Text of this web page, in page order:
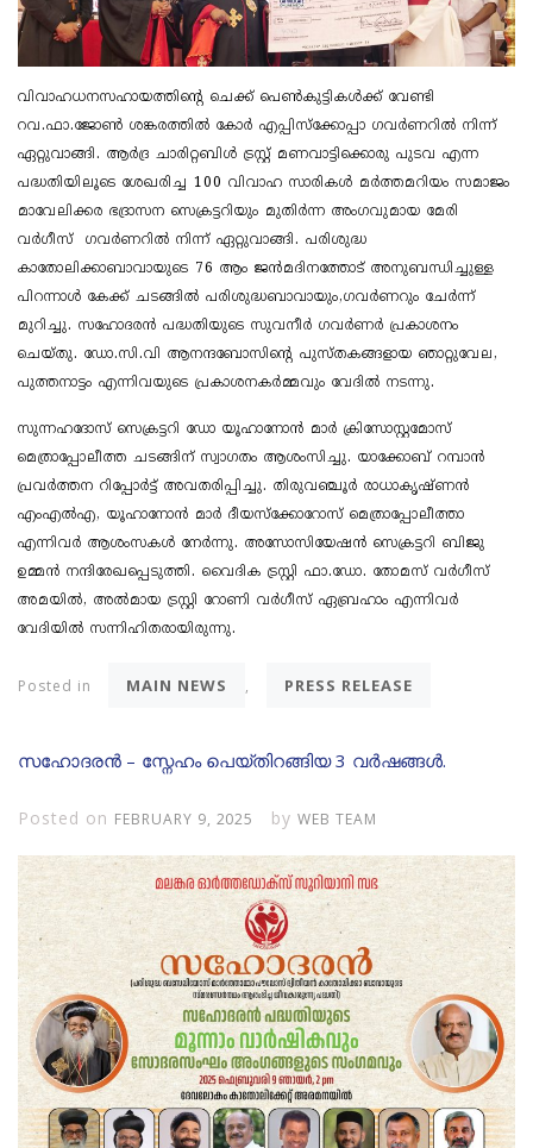
വിവാഹധനസഹായത്തിന്റെ ചെക്ക് പെൺകുട്ടികൾക്ക് വേണ്ടി
റവ.ഫാ.ജോൺ ശങ്കരത്തിൽ കോർ എപ്പിസ്ക്കോപ്പാ ഗവർണറിൽ നിന്ന്
ഏറ്റുവാങ്ങി. ആർദ്ര ചാരിറ്റബിൾ ട്രസ്റ്റ് മണവാട്ടിക്കൊരു പുടവ എന്ന
പദ്ധതിയിലൂടെ ശേഖരിച്ച 100 വിവാഹ സാരികൾ മർത്തമറിയം സമാജം
മാവേലിക്കര ഭദ്രാസന സെക്രട്ടറിയും മുതിർന്ന അംഗവുമായ മേരി
വർഗീസ് ഗവർണറിൽ നിന്ന് ഏറ്റുവാങ്ങി. പരിശുദ്ധ
കാതോലിക്കാബാവായുടെ 76 ആം ജൻമദിനത്തോട് അനുബന്ധിച്ചുള്ള
പിറന്നാൾ കേക്ക് ചടങ്ങിൽ പരിശുദ്ധബാവായും,ഗവർണറും ചേർന്ന്
മുറിച്ചു. സഹോദരൻ പദ്ധതിയുടെ സുവനീർ ഗവർണർ പ്രകാശനം
ചെയ്തു. ഡോ.സി.വി ആനന്ദബോസിന്റെ പുസ്തകങ്ങളായ ഞാറ്റുവേല,
പുത്തനാട്ടം എന്നിവയുടെ പ്രകാശനകർമ്മവും വേദിൽ നടന്നു.
സുന്നഹദോസ് സെക്രട്ടറി ഡോ യൂഹാനോൻ മാർ ക്രിസോസ്റ്റമോസ്
മെത്രാപ്പോലീത്ത ചടങ്ങിന് സ്വാഗതം ആശംസിച്ചു. യാക്കോബ് റമ്പാൻ
പ്രവർത്തന റിപ്പോർട്ട് അവതരിപ്പിച്ചു. തിരുവഞ്ചൂർ രാധാകൃഷ്ണൻ
എംഎൽഎ, യൂഹാനോൻ മാർ ദീയസ്ക്കോറോസ് മെത്രാപ്പോലീത്താ
എന്നിവർ ആശംസകൾ നേർന്നു. അസോസിയേഷൻ സെക്രട്ടറി ബിജു
ഉമ്മൻ നന്ദിരേഖപ്പെടുത്തി. വൈദിക ട്രസ്റ്റി ഫാ.ഡോ. തോമസ് വർഗീസ്
അമയിൽ, അൽമായ ട്രസ്റ്റി റോണി വർഗീസ് ഏബ്രഹാം എന്നിവർ
വേദിയിൽ സന്നിഹിതരായിരുന്നു.
Posted in MAIN NEWS , PRESS RELEASE
സഹോദരൻ – സ്നേഹം പെയ്തിറങ്ങിയ 3 വർഷങ്ങൾ.
Posted on FEBRUARY 9, 2025 byWEB TEAM